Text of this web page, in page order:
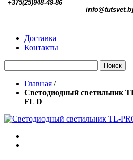
+375(25)948-49-86
Доставка
Контакты
Поиск
Главная /
Светодиодный светильник
FL D